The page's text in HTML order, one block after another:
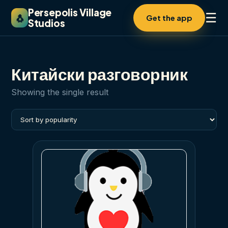
🐧 Persepolis Village
Studios
Get the app ☰
Китайски разговорник
Showing the single result